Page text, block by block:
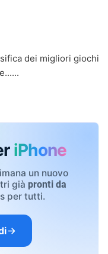
dei migliori giochi
iPhone
un nuovo
già pronti da
per tutti.